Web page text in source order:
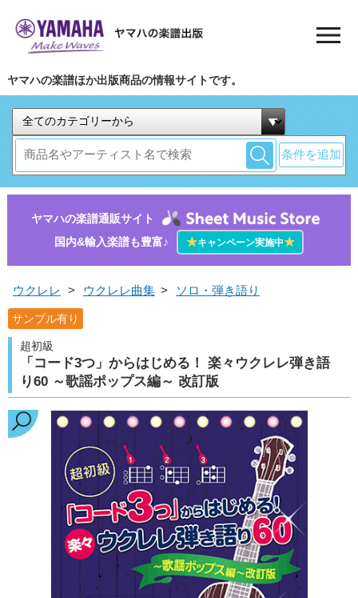
ヤマハの楽譜ほか出版商品の情報サイトです。
条件を追加
ヤマハの楽譜通販サイト
国内&輸入楽譜も豊富♪
★キャンペーン実施中★
ウクレレ > ウクレレ曲集 > ソロ・弾き語り
サンプル有り
超初級
「コード3つ」からはじめる！ 楽々ウクレレ弾き語
り60 ～歌謡ポップス編～ 改訂版